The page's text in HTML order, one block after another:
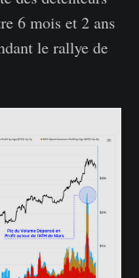
6 mois et 2 ans
le rallye de